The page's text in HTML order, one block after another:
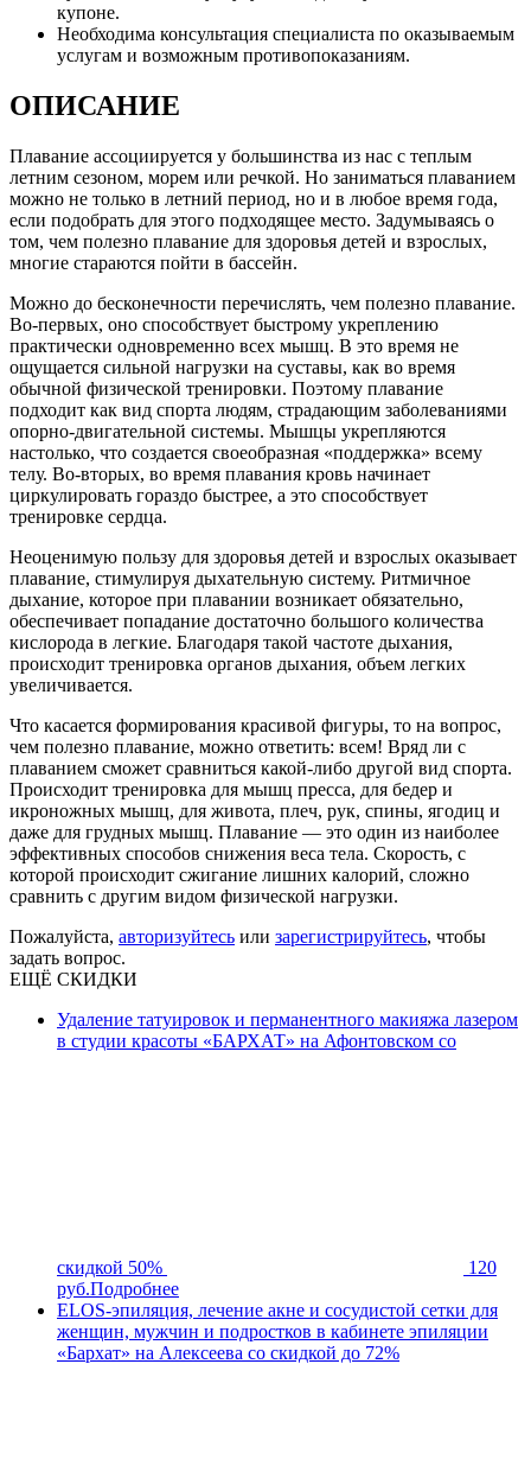
купоне.
Необходима консультация специалиста по оказываемым
услугам и возможным противопоказаниям.
ОПИСАНИЕ
Плавание ассоциируется у большинства из нас с теплым
летним сезоном, морем или речкой. Но заниматься плаванием
можно не только в летний период, но и в любое время года,
если подобрать для этого подходящее место. Задумываясь о
том, чем полезно плавание для здоровья детей и взрослых,
многие стараются пойти в бассейн.
Можно до бесконечности перечислять, чем полезно плавание.
Во-первых, оно способствует быстрому укреплению
практически одновременно всех мышц. В это время не
ощущается сильной нагрузки на суставы, как во время
обычной физической тренировки. Поэтому плавание
подходит как вид спорта людям, страдающим заболеваниями
опорно-двигательной системы. Мышцы укрепляются
настолько, что создается своеобразная «поддержка» всему
телу. Во-вторых, во время плавания кровь начинает
циркулировать гораздо быстрее, а это способствует
тренировке сердца.
Неоценимую пользу для здоровья детей и взрослых оказывает
плавание, стимулируя дыхательную систему. Ритмичное
дыхание, которое при плавании возникает обязательно,
обеспечивает попадание достаточно большого количества
кислорода в легкие. Благодаря такой частоте дыхания,
происходит тренировка органов дыхания, объем легких
увеличивается.
Что касается формирования красивой фигуры, то на вопрос,
чем полезно плавание, можно ответить: всем! Вряд ли с
плаванием сможет сравниться какой-либо другой вид спорта.
Происходит тренировка для мышц пресса, для бедер и
икроножных мышц, для живота, плеч, рук, спины, ягодиц и
даже для грудных мышц. Плавание — это один из наиболее
эффективных способов снижения веса тела. Скорость, с
которой происходит сжигание лишних калорий, сложно
сравнить с другим видом физической нагрузки.
Пожалуйста, авторизуйтесь или зарегистрируйтесь, чтобы
задать вопрос.
ЕЩЁ СКИДКИ
Удаление татуировок и перманентного макияжа лазером
в студии красоты «БАРХАТ» на Афонтовском со
скидкой 50%
120
руб.Подробнее
ELOS-эпиляция, лечение акне и сосудистой сетки для
женщин, мужчин и подростков в кабинете эпиляции
«Бархат» на Алексеева со скидкой до 72%